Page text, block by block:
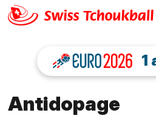
1
Antidopage